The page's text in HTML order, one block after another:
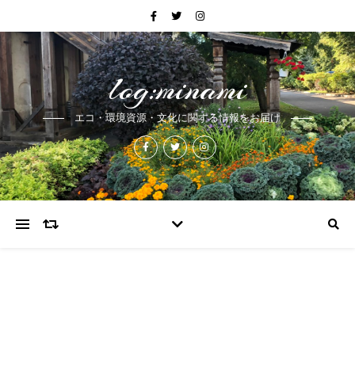
log:minami
エコ・環境資源・文化に関する情報をお届け